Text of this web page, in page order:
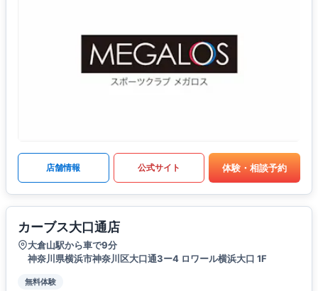
店舗情報 公式サイト 体験・相談予約
カーブス大口通店
大倉山駅から車で9分
神奈川県横浜市神奈川区大口通3ー4 ロワール横浜大口 1F
無料体験